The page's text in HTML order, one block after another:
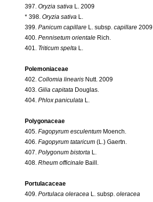
397. Oryzia sativa L. 2009
* 398. Oryzia sativa L.
399. Panicum capillare L. subsp. capillare 2009
400. Pennisetum orientale Rich.
401. Triticum spelta L.
Polemoniaceae
402. Collomia linearis Nutt. 2009
403. Gilia capitata Douglas.
404. Phlox paniculata L.
Polygonaceae
405. Fagopyrum esculentum Moench.
406. Fagopyrum tataricum (L.) Gaertn.
407. Polygonum bistorta L.
408. Rheum officinale Baill.
Portulacaceae
409. Portulaca oleracea L. subsp. oleracea